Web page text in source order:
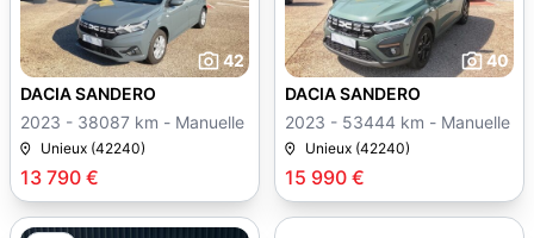
42
13 790 €
DACIA SANDERO
2023 - 38087 km - Manuelle
Unieux (42240)
40
15 990 €
DACIA SANDERO
2023 - 53444 km - Manuelle
Unieux (42240)